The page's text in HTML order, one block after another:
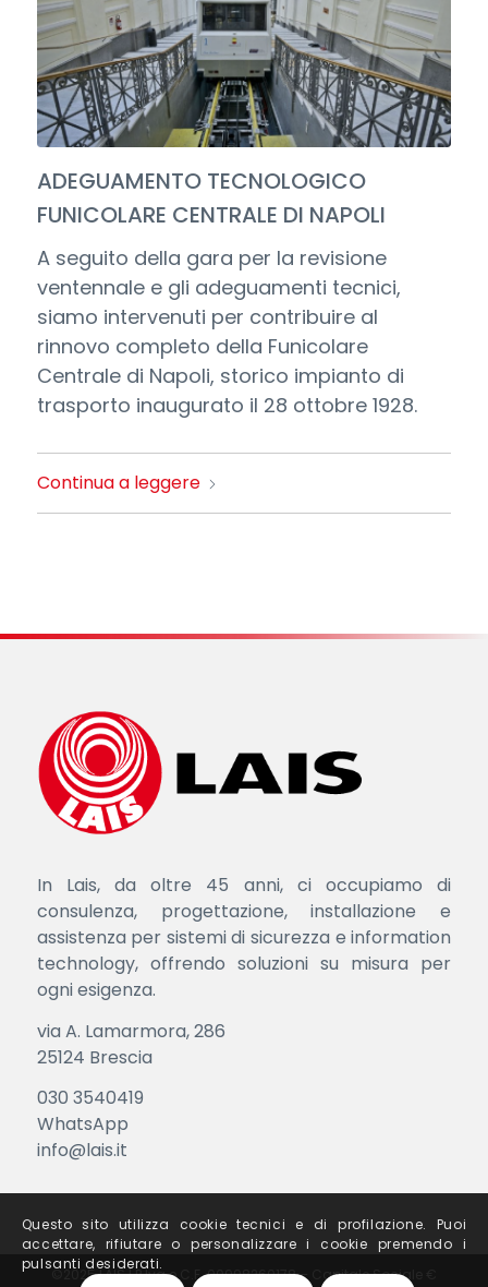
ADEGUAMENTO TECNOLOGICO
FUNICOLARE CENTRALE DI NAPOLI
A seguito della gara per la revisione
ventennale e gli adeguamenti tecnici,
siamo intervenuti per contribuire al
rinnovo completo della Funicolare
Centrale di Napoli, storico impianto di
trasporto inaugurato il 28 ottobre 1928.
Continua a leggere
In Lais, da oltre 45 anni, ci occupiamo di
consulenza, progettazione, installazione e
assistenza per sistemi di sicurezza e information
technology, offrendo soluzioni su misura per
ogni esigenza.
via A. Lamarmora, 286
25124 Brescia
030 3540419
WhatsApp
info@lais.it
©2025 LAIS | P.Iva e C.F. 00998260178 – Capitale Sociale €
Questo sito utilizza cookie tecnici e di profilazione. Puoi
accettare, rifiutare o personalizzare i cookie premendo i
pulsanti desiderati.